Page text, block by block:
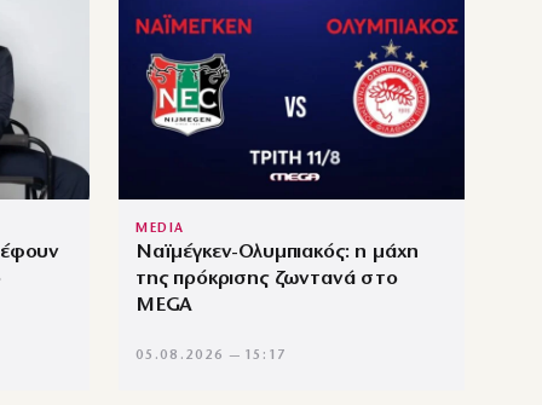
MEDIA
Ναϊμέγκεν-Ολυμπιακός: η μάχη
της πρόκρισης ζωντανά στο
MEGA
05.08.2026 — 15:17